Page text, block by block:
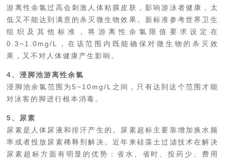
游离性余氯过高会刺激人体粘膜皮肤，影响游泳者健康，太
低又不能达到满意的杀灭微生物效果。新标准参考世界卫生
组织及其他标准，将游离性余氯限值要求设定在
0.3~1.0mg/L，在该范围内既能确保对微生物的杀灭效
果，又不对人体健康产生影响。
4、浸脚池游离性余氯
浸脚池余氯范围为5~10mg/L之间，只有达到这个范围才能
对泳客的脚进行根本消毒。
5、尿素
尿素是人体尿液和排汗产生的。尿素超标主要靠增加换水频
率或者投放尿素稀释剂解决。近年来硅藻土过滤技术在解决
尿素超标方面有明显的优势：省水、省时、投药少、费用